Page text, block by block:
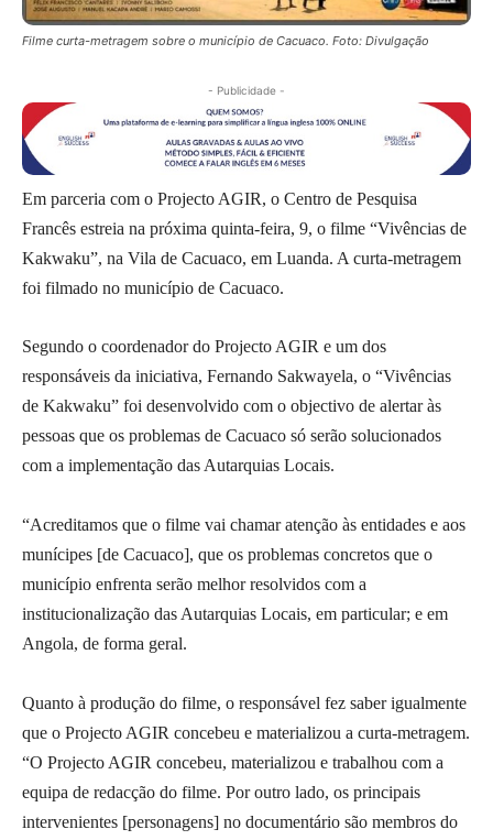
Filme curta-metragem sobre o município de Cacuaco. Foto: Divulgação
- Publicidade -
Em parceria com o Projecto AGIR, o Centro de Pesquisa
Francês estreia na próxima quinta-feira, 9, o filme “Vivências de
Kakwaku”, na Vila de Cacuaco, em Luanda. A curta-metragem
foi filmado no município de Cacuaco.
Segundo o coordenador do Projecto AGIR e um dos
responsáveis da iniciativa, Fernando Sakwayela, o “Vivências
de Kakwaku” foi desenvolvido com o objectivo de alertar às
pessoas que os problemas de Cacuaco só serão solucionados
com a implementação das Autarquias Locais.
“Acreditamos que o filme vai chamar atenção às entidades e aos
munícipes [de Cacuaco], que os problemas concretos que o
município enfrenta serão melhor resolvidos com a
institucionalização das Autarquias Locais, em particular; e em
Angola, de forma geral.
Quanto à produção do filme, o responsável fez saber igualmente
que o Projecto AGIR concebeu e materializou a curta-metragem.
“O Projecto AGIR concebeu, materializou e trabalhou com a
equipa de redacção do filme. Por outro lado, os principais
intervenientes [personagens] no documentário são membros do